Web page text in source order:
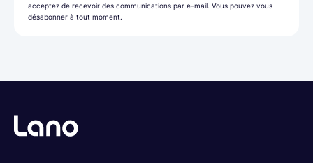
acceptez de recevoir des communications par e-mail. Vous pouvez vous
désabonner à tout moment.